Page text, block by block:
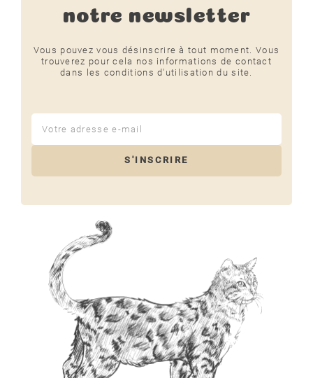
notre newsletter
Vous pouvez vous désinscrire à tout moment. Vous
trouverez pour cela nos informations de contact
dans les conditions d'utilisation du site.
S'INSCRIRE